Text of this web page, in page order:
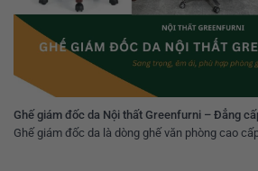
Ghế giám đốc da Nội thất Greenfurni – Đẳng
Ghế giám đốc da là dòng ghế văn phòng cao